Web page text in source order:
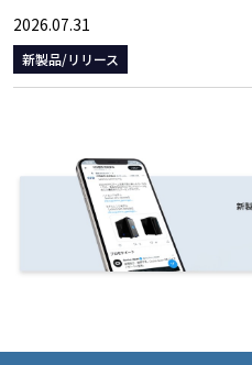
2026.07.31
新製品/リリース